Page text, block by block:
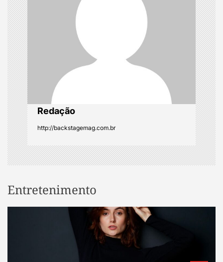
a
t
i
o
n
Redação
http://backstagemag.com.br
Entretenimento